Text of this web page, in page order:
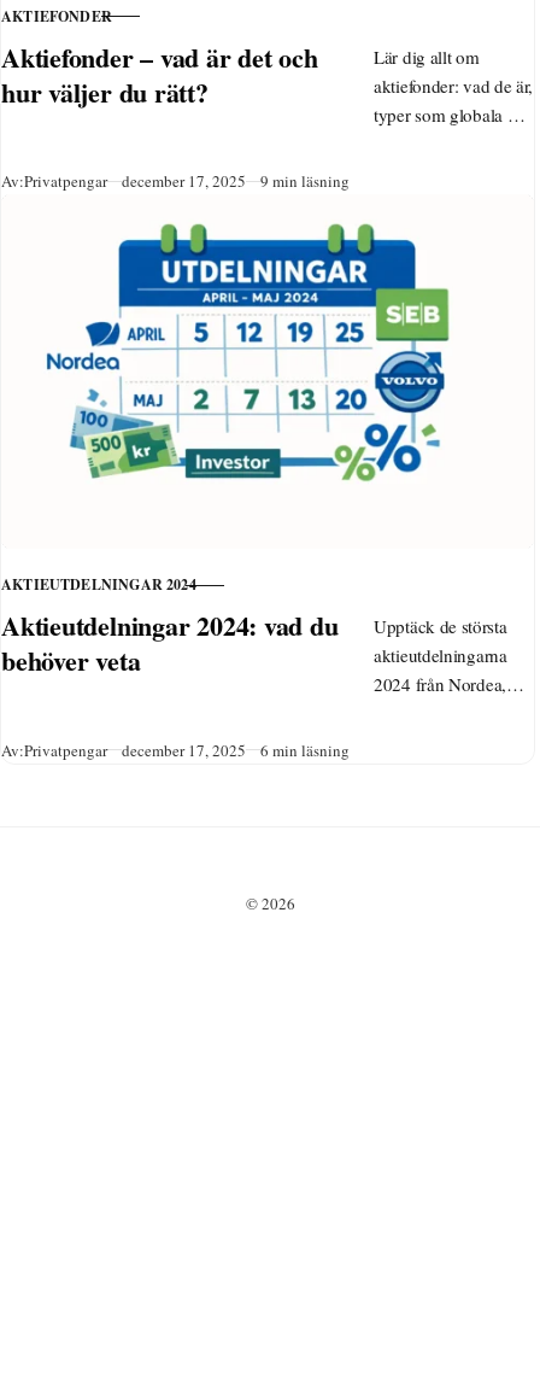
KATEGORI
AKTIEFONDER
Aktiefonder – vad är det och
hur väljer du rätt?
Lär dig allt om
aktiefonder: vad de är,
typer som globala och
Välj bra aktiefonder
långsiktigt sparande
2025.
Av:Privatpengar Publicerad
december 17, 2025 9 min läsning
KATEGORI
AKTIEUTDELNINGAR 2024
Aktieutdelningar 2024: vad du
behöver veta
Upptäck de största
aktieutdelningarna
2024 från Nordea,
Av:Privatpengar Publicerad
december 17, 2025 6 min läsning
© 2026